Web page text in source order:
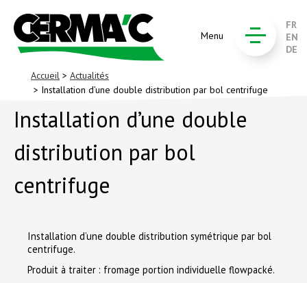
Menu
FR
EN
DE
Accueil > Actualités
> Installation d’une double distribution par bol centrifuge
Installation d’une double
distribution par bol
centrifuge
Installation d’une double distribution symétrique par bol
centrifuge.
Produit à traiter : fromage portion individuelle flowpacké.